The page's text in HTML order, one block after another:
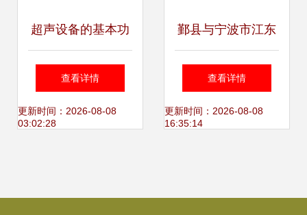
超声设备的基本功
能与核心图像调整
技术
查看详情
更新时间：2026-08-08
03:02:28
鄞县与宁波市江东
区超声设备市场探
析 钱眼商机分类下
查看详情
更新时间：2026-08-08
16:35:14